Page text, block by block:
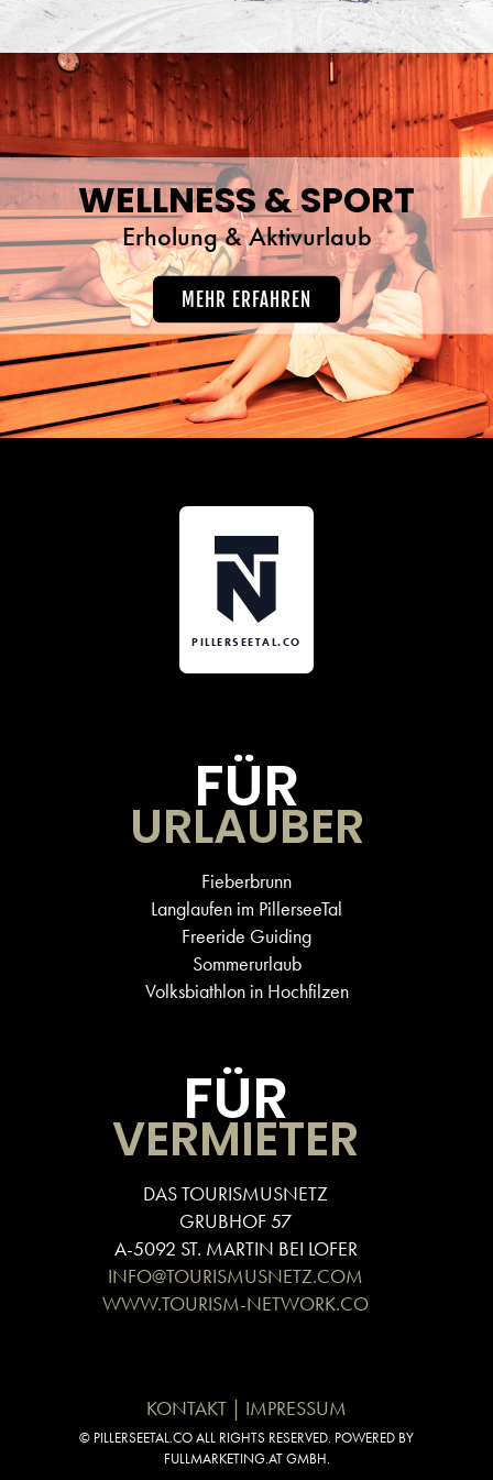
WELLNESS & SPORT
Erholung & Aktivurlaub
MEHR ERFAHREN
PILLERSEETAL.CO
FÜR
URLAUBER
Fieberbrunn
Langlaufen im PillerseeTal
Freeride Guiding
Sommerurlaub
Volksbiathlon in Hochfilzen
FÜR
VERMIETER
DAS TOURISMUSNETZ
GRUBHOF 57
A-5092 ST. MARTIN BEI LOFER
INFO@TOURISMUSNETZ.COM
WWW.TOURISM-NETWORK.CO
KONTAKT | IMPRESSUM
© PILLERSEETAL.CO ALL RIGHTS RESERVED. POWERED BY
FULLMARKETING.AT GMBH.